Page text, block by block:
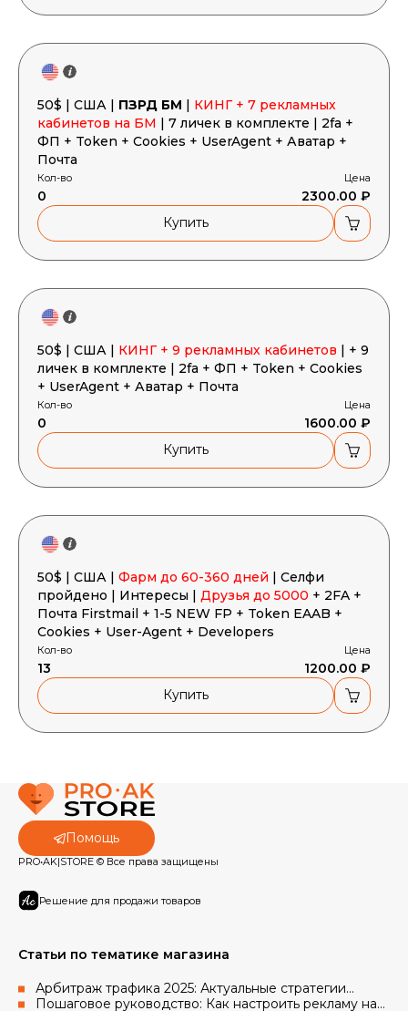
50$ | США | ПЗРД БМ | КИНГ + 7 рекламных
кабинетов на БМ | 7 личек в комплекте | 2fa +
ФП + Token + Cookies + UserAgent + Аватар +
Почта
Кол-во
0
Цена
2300.00 ₽
Купить
50$ | США | КИНГ + 9 рекламных кабинетов | + 9
личек в комплекте | 2fa + ФП + Token + Cookies
+ UserAgent + Аватар + Почта
Кол-во
0
Цена
1600.00 ₽
Купить
50$ | США | Фарм до 60-360 дней | Селфи
пройдено | Интересы | Друзья до 5000 + 2FA +
Почта Firstmail + 1-5 NEW FP + Token EAAB +
Cookies + User-Agent + Developers
Кол-во
13
Цена
1200.00 ₽
Купить
Помощь
PRO•AK|STORE © Все права защищены
Решение для продажи товаров
Статьи по тематике магазина
Арбитраж трафика 2025: Актуальные стратегии
работы с рекламными аккаунтами Facebook и Google
Пошаговое руководство: Как настроить рекламу на